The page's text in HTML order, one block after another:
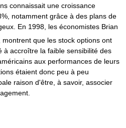
connaissait une croissance
notamment grâce à des plans de
En 1998, les économistes Brian
, montrent que les stock options ont
à accroître la faible sensibilité des
aux performances de leurs
étaient donc peu à peu
raison d'être, à savoir, associer